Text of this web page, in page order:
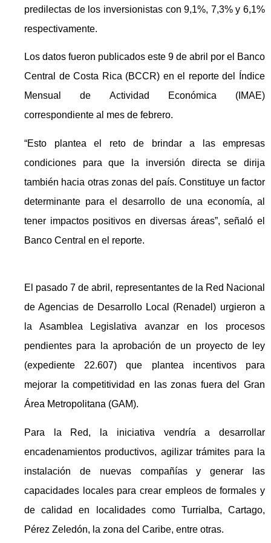
predilectas de los inversionistas con 9,1%, 7,3% y 6,1%
respectivamente.
Los datos fueron publicados este 9 de abril por el Banco
Central de Costa Rica (BCCR) en el reporte del Índice
Mensual de Actividad Económica (IMAE)
correspondiente al mes de febrero.
“Esto plantea el reto de brindar a las empresas
condiciones para que la inversión directa se dirija
también hacia otras zonas del país. Constituye un factor
determinante para el desarrollo de una economía, al
tener impactos positivos en diversas áreas”, señaló el
Banco Central en el reporte.
El pasado 7 de abril, representantes de la Red Nacional
de Agencias de Desarrollo Local (Renadel) urgieron a
la Asamblea Legislativa avanzar en los procesos
pendientes para la aprobación de un proyecto de ley
(expediente 22.607) que plantea incentivos para
mejorar la competitividad en las zonas fuera del Gran
Área Metropolitana (GAM).
Para la Red, la iniciativa vendría a desarrollar
encadenamientos productivos, agilizar trámites para la
instalación de nuevas compañías y generar las
capacidades locales para crear empleos de formales y
de calidad en localidades como Turrialba, Cartago,
Pérez Zeledón, la zona del Caribe, entre otras.